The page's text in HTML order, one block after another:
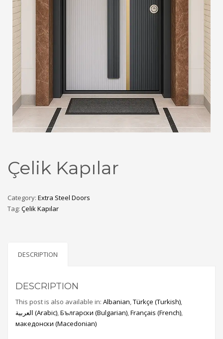
Çelik Kapılar
Category: Extra Steel Doors
Tag: Çelik Kapılar
DESCRIPTION
DESCRIPTION
This post is also available in: Albanian Türkçe (Turkish)
العربية (Arabic) Български (Bulgarian) Français (French)
македонски (Macedonian)